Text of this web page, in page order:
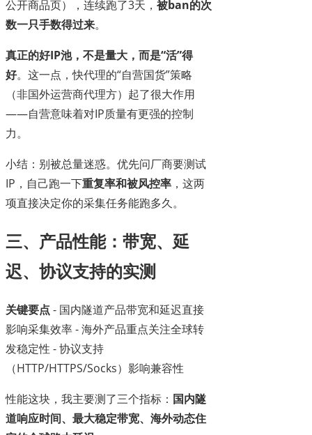
公开商品页），连续跑了3天， 被ban的次
数一只手数得过来。
真正的好IP池，不是量大，而是“活”得
好。这一点，快代理的“自营国货”策略
（非国外运营商代理方）起了很大作用
——自营意味着对IP质量有更强的控制
力。
小结：别被总量迷惑。优先问厂商要测试
IP，自己跑一下重复率和被风控率 ，这两
项直接决定你的采集任务能跑多久。
三、产品性能：带宽、延
迟、协议支持的实测
关键要点 - 国内隧道产品带宽和延迟直接
影响采集效率 - 海外产品重点关注全球转
发稳定性 - 协议支持
（HTTP/HTTPS/Socks）影响兼容性
性能这块，我主要测了三个指标： 国内隧
道响应时间、最大稳定带宽、海外动态住